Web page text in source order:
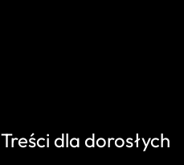
Treści dla dorosłych